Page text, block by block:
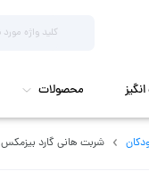
محصولات
شربت‌ هانی گارد بیزمکس 145 میلی لیتر